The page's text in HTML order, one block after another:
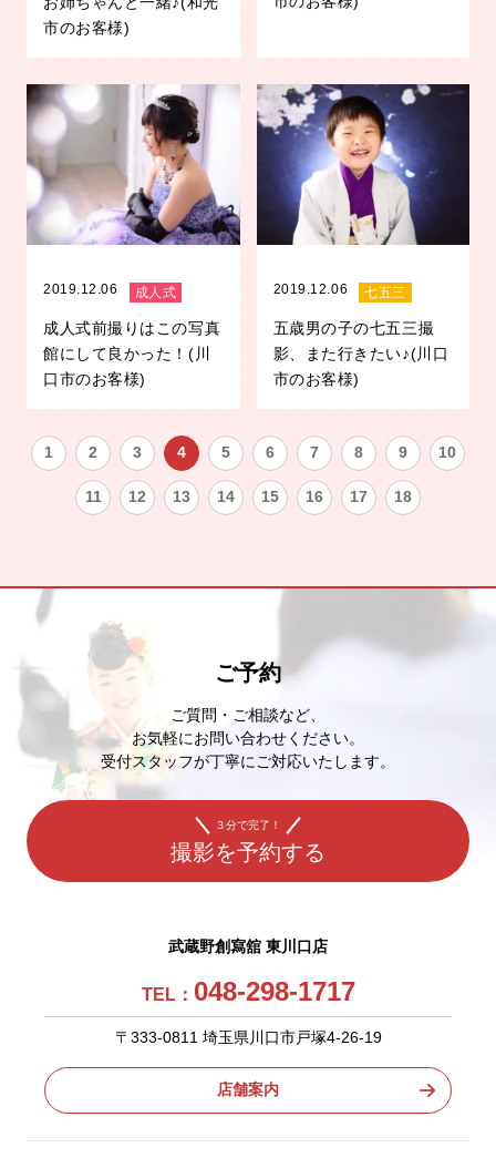
市のお客様)
2019.12.06 成人式
成人式前撮りはこの写真
館にして良かった！(川
口市のお客様)
2019.12.06 七五三
五歳男の子の七五三撮
影、また行きたい♪(川口
市のお客様)
1 2 3 4 5 6 7 8 9 10
11 12 13 14 15 16 17 18
ご予約
ご質問・ご相談など、
お気軽にお問い合わせください。
受付スタッフが丁寧にご対応いたします。
３分で完了！
撮影を予約する
武蔵野創寫舘 東川口店
TEL： 048-298-1717
〒333-0811 埼玉県川口市戸塚4-26-19
店舗案内